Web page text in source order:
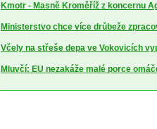
Kmotr - Masně Kroměříž z koncernu
Ministerstvo chce více drůbeže
Včely na střeše depa ve Vokovicích
Mluvčí: EU nezakáže malé porce